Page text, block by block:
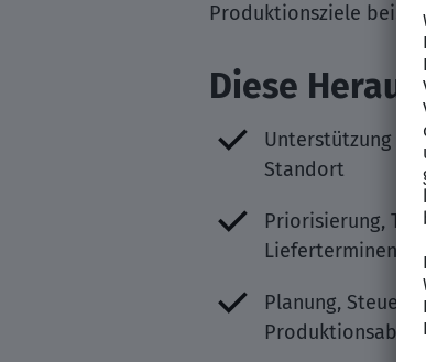
Produktionsziele bei.
Diese
Unterstützung
Standort
Priorisierung,
Lieferterminen,
Planung,